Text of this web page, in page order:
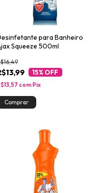
para Banheiro
Squeeze 500ml
15% OFF
com Pix